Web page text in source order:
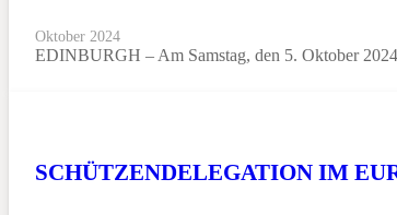
Oktober 2024
EDINBURGH – Am Samstag, den 5. Oktober
SCHÜTZENDELEGATION IM